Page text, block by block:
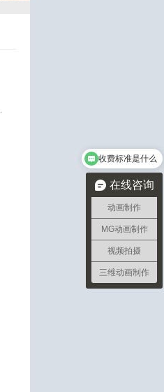
在线咨询
动画制作
MG动画制作
视频拍摄
三维动画制作
收费标准是什么